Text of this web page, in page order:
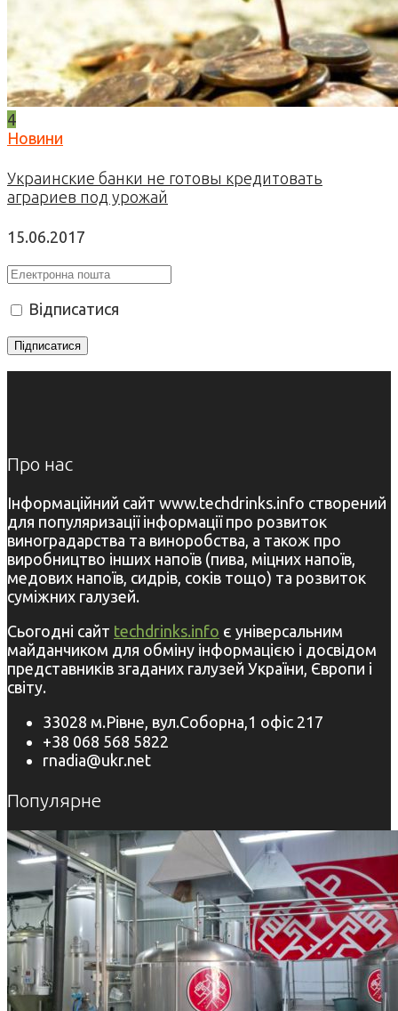
4
Новини
Украинские банки не готовы кредитовать
аграриев под урожай
15.06.2017
Відписатися
Про нас
Інформаційний сайт www.techdrinks.info створений
для популяризації інформації про розвиток
виноградарства та виноробства, а також про
виробництво інших напоїв (пива, міцних напоїв,
медових напоїв, сидрів, соків тощо) та розвиток
суміжних галузей.
Сьогодні сайт techdrinks.info є універсальним
майданчиком для обміну інформацією і досвідом
представників згаданих галузей України, Європи і
світу.
33028 м.Рівне, вул.Соборна,1 офіс 217
+38 068 568 5822
rnadia@ukr.net
Популярне